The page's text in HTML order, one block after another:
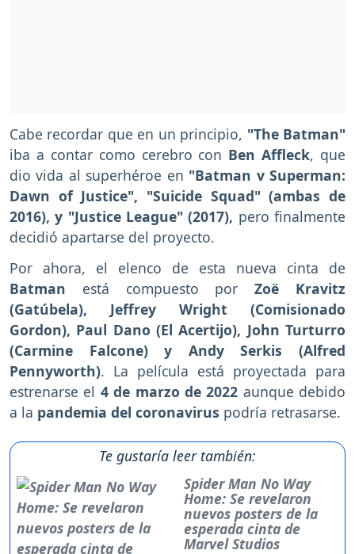
Cabe recordar que en un principio, "The Batman"
iba a contar como cerebro con Ben Affleck, que
dio vida al superhéroe en "Batman v Superman:
Dawn of Justice", "Suicide Squad" (ambas de
2016), y "Justice League" (2017), pero finalmente
decidió apartarse del proyecto.
Por ahora, el elenco de esta nueva cinta de
Batman está compuesto porZoë Kravitz
(Gatúbela), Jeffrey Wright (Comisionado
Gordon), Paul Dano (El Acertijo), John Turturro
(Carmine Falcone) y Andy Serkis (Alfred
Pennyworth). La película está proyectada para
estrenarse el 4 de marzo de 2022 aunque debido
a la pandemia del coronavirus podría retrasarse.
Te gustaría leer también:
Spider Man No Way
Home: Se revelaron
nuevos posters de la
esperada cinta de
Marvel Studios